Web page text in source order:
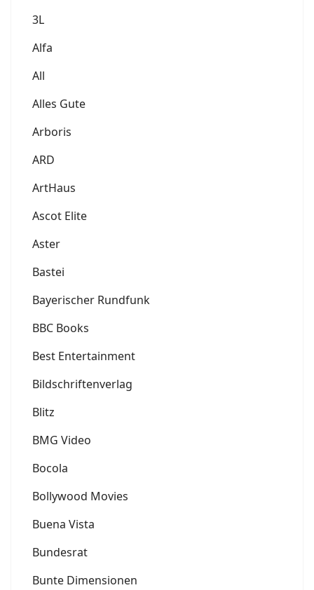
3L
Alfa
All
Alles Gute
Arboris
ARD
ArtHaus
Ascot Elite
Aster
Bastei
Bayerischer Rundfunk
BBC Books
Best Entertainment
Bildschriftenverlag
Blitz
BMG Video
Bocola
Bollywood Movies
Buena Vista
Bundesrat
Bunte Dimensionen